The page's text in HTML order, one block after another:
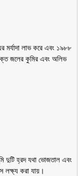
লাভ করে এবং ১৯৮৮
জলের কুমির এবং অলিভ
হ্রদ যথা ভোজতাল এবং
লক্ষ্য করা যায়।